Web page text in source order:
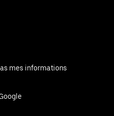
mes informations